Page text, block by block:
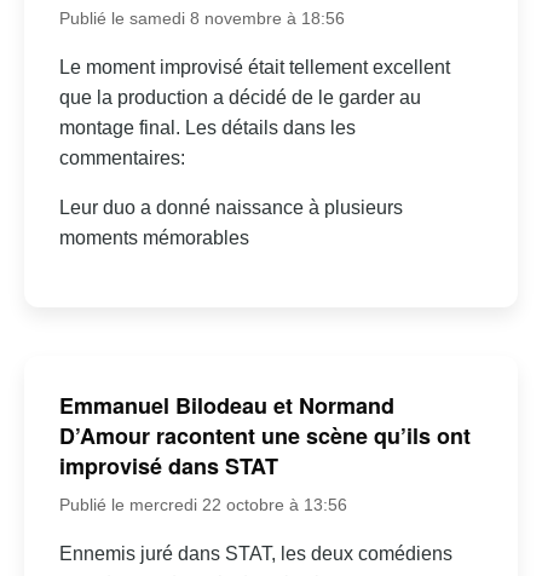
Publié le samedi 8 novembre à 18:56
Le moment improvisé était tellement excellent
que la production a décidé de le garder au
montage final. Les détails dans les
commentaires:
Leur duo a donné naissance à plusieurs
moments mémorables
Emmanuel Bilodeau et Normand
D’Amour racontent une scène qu’ils ont
improvisé dans STAT
Publié le mercredi 22 octobre à 13:56
Ennemis juré dans STAT, les deux comédiens